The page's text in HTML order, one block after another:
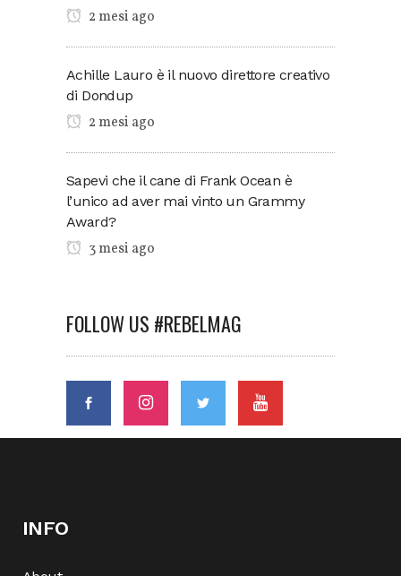
2 mesi ago
Achille Lauro è il nuovo direttore creativo
di Dondup
2 mesi ago
Sapevi che il cane di Frank Ocean è
l’unico ad aver mai vinto un Grammy
Award?
3 mesi ago
FOLLOW US #REBELMAG
INFO